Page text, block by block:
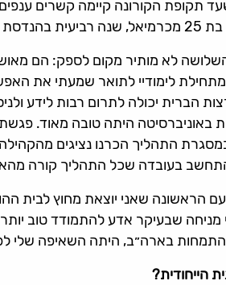
תקופת הקורונה קיימה קשרים
שנה רביעית בהנדסת ביוטכנולוגיה; ו
השלושה לא מותיר מקום לספק: הם
לימודיי לתואר שמעתי את
הברית יכולה לתרום רבות לידע
היתה טובה מאוד.
התהליך הכרנו נציגים
בעובדה שכל התהליך קורה
הראשונה שאני יוצאת מחוץ לבית
מניחה שבעיקר אדע להתמודד טוב
בארה״ב, היתה השאיפה שלי
הייחודית?